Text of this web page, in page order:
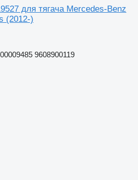
для тягача Mercedes-Benz
(2012-)
9608900119